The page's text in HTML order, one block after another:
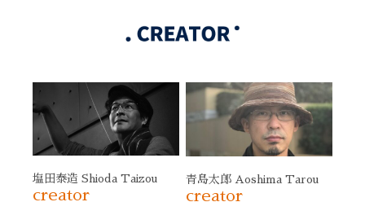
塩田泰造 Shioda Taizou
creator
青島太郎 Aoshima Tarou
creator